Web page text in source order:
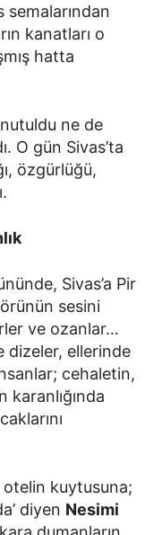
semalarından
kanatları o
hatta
ne de
O gün Sivas’ta
özgürlüğü,
Sivas’a Pir
sesini
ve ozanlar…
dizeler, ellerinde
cehaletin,
karanlığında
otelin kuytusuna;
diyen Nesimi